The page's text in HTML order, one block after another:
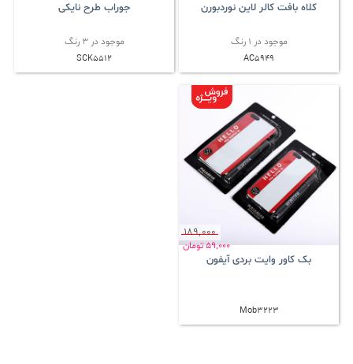
کلاه بافت کالر لاین نوردبورن
موجود در 1 رنگ
AC5949
جوراب طرح نایکی
موجود در 3 رنگ
SCK5512
189٬000
59٬000تومان
بک کاور وایت بردی آیفون
Mob3223